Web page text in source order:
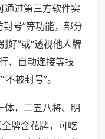
通过第三方软件实
封号”等功能，部分
好”或“透视他人牌
、自动连接等技
被封号”。
体，二五八将、明
牌含花牌，可吃